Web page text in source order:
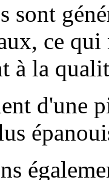
sont
ce qui
à la
d'une